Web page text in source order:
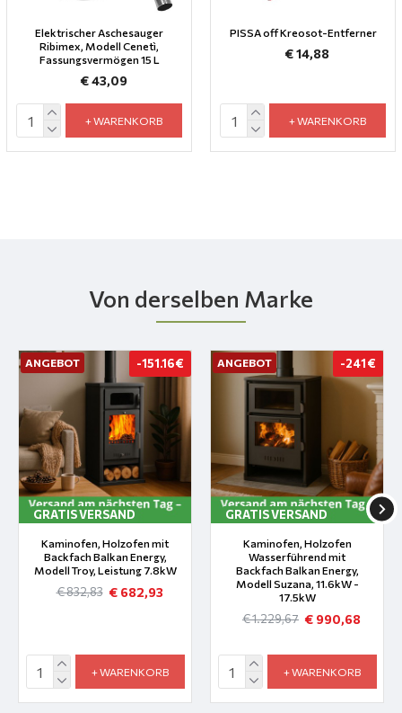
Elektrischer Aschesauger
Ribimex, Modell Cenetì,
Fassungsvermögen 15 L
€ 43,09
+ WARENKORB
PISSA off Kreosot-Entferner
€ 14,88
+ WARENKORB
Von derselben Marke
ANGEBOT
GRATIS VERSAND
-151.16 €
Kaminofen, Holzofen mit
Backfach Balkan Energy,
Modell Troy, Leistung 7.8kW
€ 682,93
€ 832,83
+ WARENKORB
ANGEBOT
GRATIS VERSAND
-241 €
Kaminofen, Holzofen
Wasserführend mit
Backfach Balkan Energy,
Modell Suzana, 11.6kW -
17.5kW
€ 990,68
€ 1.229,67
+ WARENKORB